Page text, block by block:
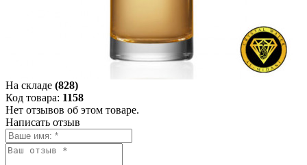
На складе (828)
Код товара: 1158
Нет отзывов об этом товаре.
Написать отзыв